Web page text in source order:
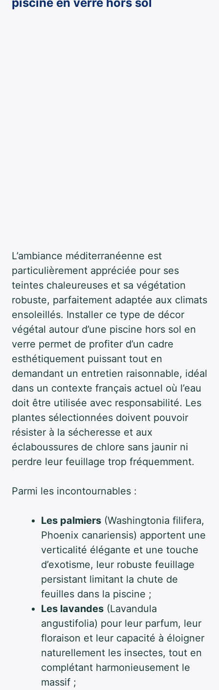
L’ambiance méditerranéenne est
particulièrement appréciée pour ses
teintes chaleureuses et sa végétation
robuste, parfaitement adaptée aux climats
ensoleillés. Installer ce type de décor
végétal autour d’une piscine hors sol en
verre permet de profiter d’un cadre
esthétiquement puissant tout en
demandant un entretien raisonnable, idéal
dans un contexte français actuel où l’eau
doit être utilisée avec responsabilité. Les
plantes sélectionnées doivent pouvoir
résister à la sécheresse et aux
éclaboussures de chlore sans jaunir ni
perdre leur feuillage trop fréquemment.
Parmi les incontournables :
Les palmiers (Washingtonia filifera,
Phoenix canariensis) apportent une
verticalité élégante et une touche
d’exotisme, leur robuste feuillage
persistant limitant la chute de
feuilles dans la piscine ;
Les lavandes (Lavandula
angustifolia) pour leur parfum, leur
floraison et leur capacité à éloigner
naturellement les insectes, tout en
complétant harmonieusement le
massif ;